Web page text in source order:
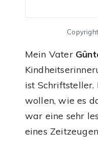
Mein Vater
ist Schriftsteller.
wollen, wie es
war eine sehr
eines